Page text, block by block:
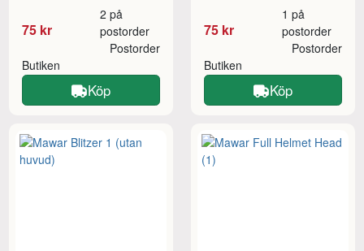
75 kr
2 på
postorder
Butiken
Postorder
Köp
75 kr
1 på
postorder
Butiken
Postorder
Köp